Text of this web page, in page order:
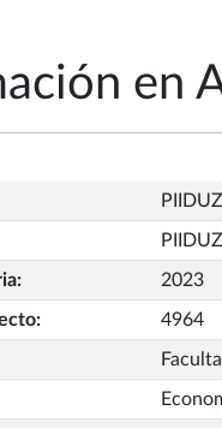
en
: 2023
: 4964